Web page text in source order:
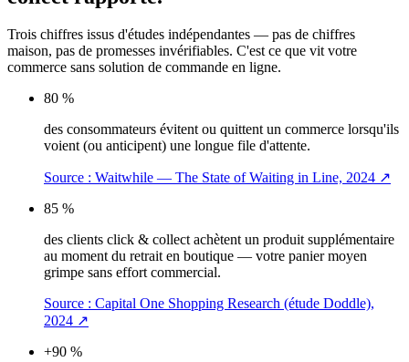
Trois chiffres issus d'études indépendantes — pas de chiffres
maison, pas de promesses invérifiables. C'est ce que vit votre
commerce sans solution de commande en ligne.
80 %
des consommateurs évitent ou quittent un commerce lorsqu'ils
voient (ou anticipent) une longue file d'attente.
Source : Waitwhile — The State of Waiting in Line, 2024 ↗
85 %
des clients click & collect achètent un produit supplémentaire
au moment du retrait en boutique — votre panier moyen
grimpe sans effort commercial.
Source : Capital One Shopping Research (étude Doddle),
2024 ↗
+90 %